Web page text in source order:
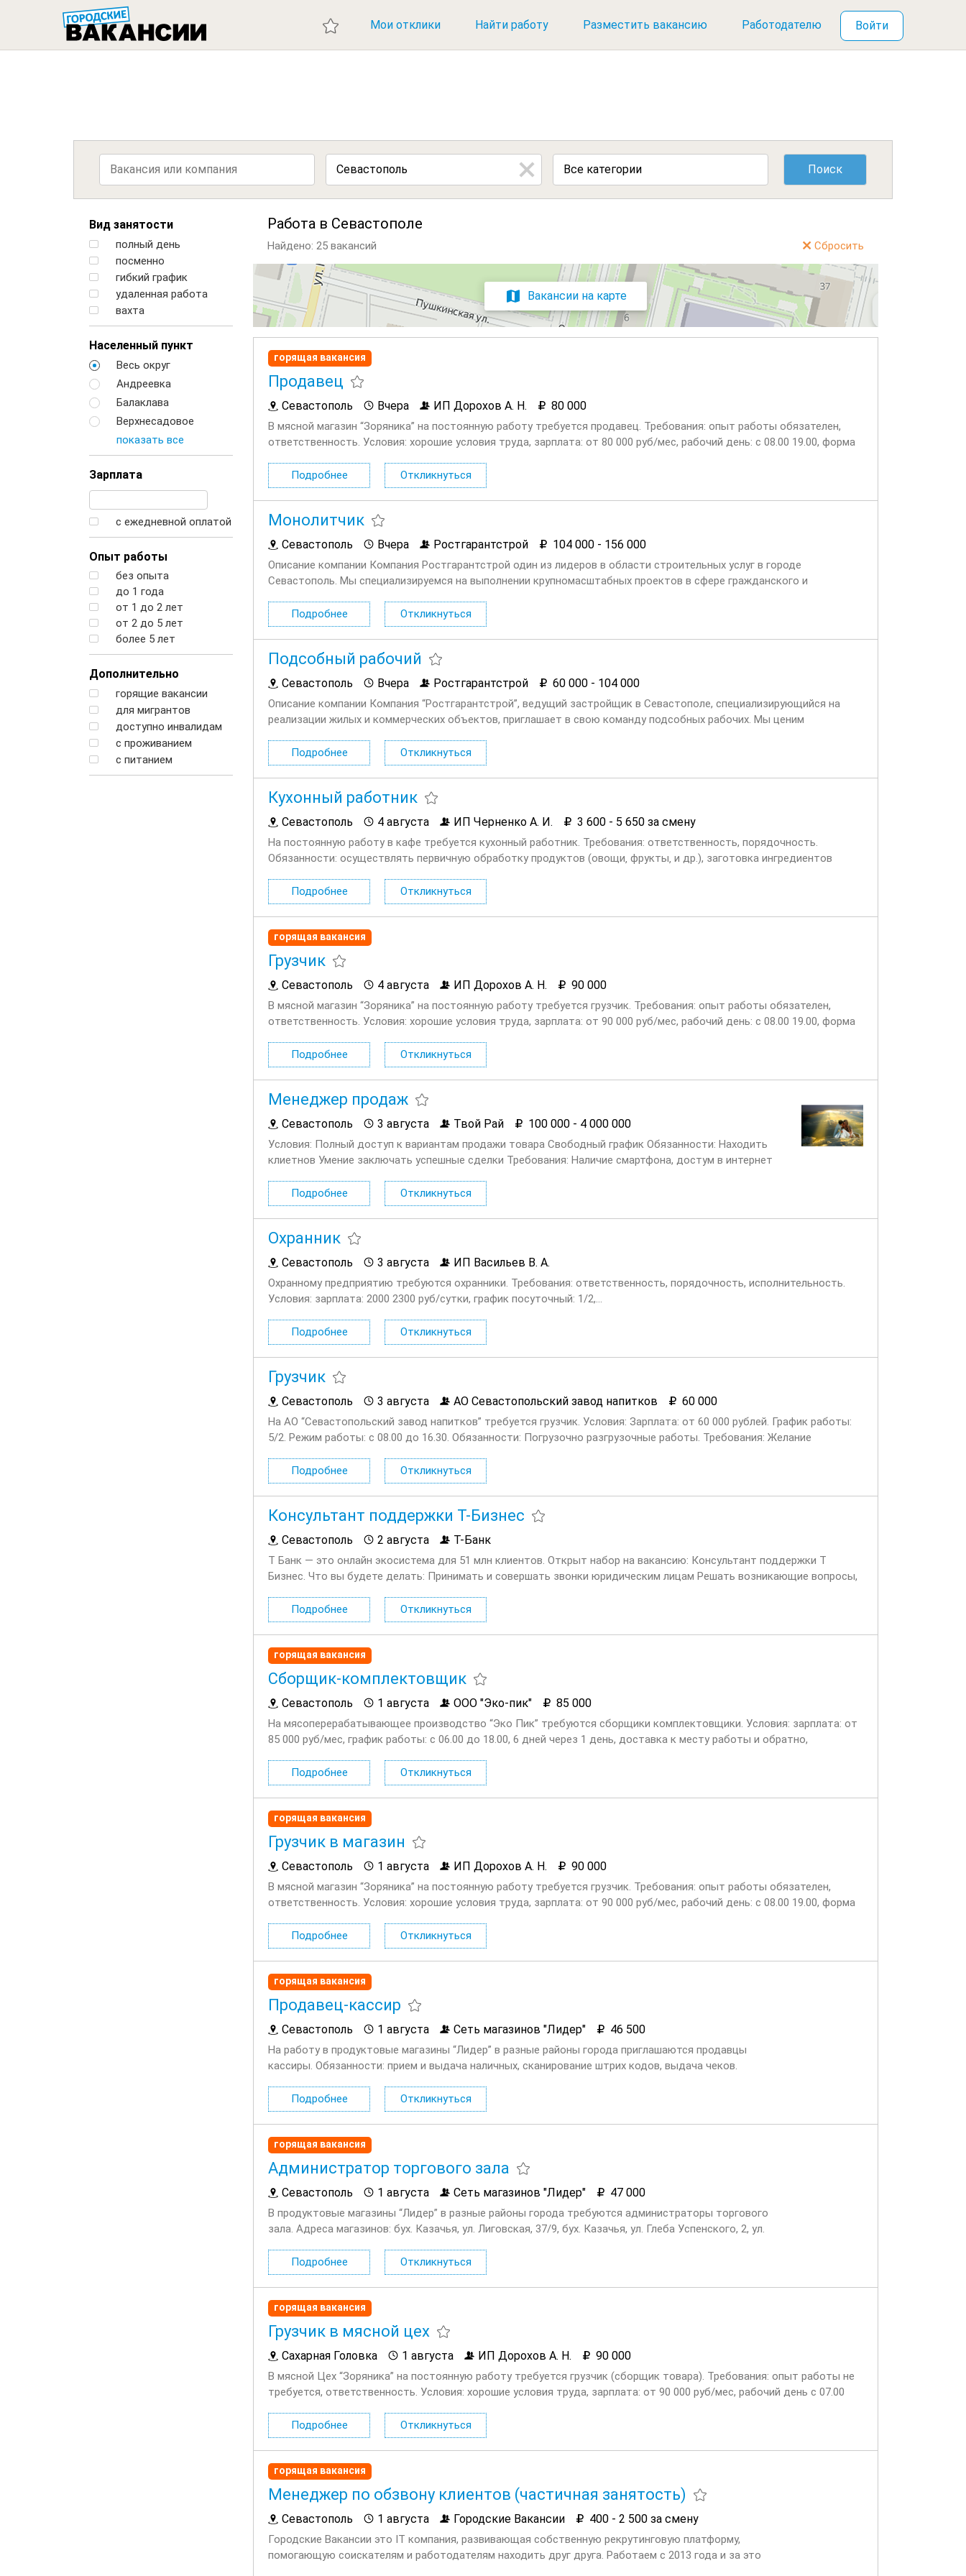
ГОРОДСКИЕ ВАКАНСИИ
Мои отклики Найти работу Разместить вакансию Работодателю Войти
Все категории
Вид занятости
полный день
посменно
гибкий график
удаленная работа
вахта
Населенный пункт
Весь округ
Андреевка
Балаклава
Верхнесадовое
показать все
Зарплата
с ежедневной оплатой
Опыт работы
без опыта
до 1 года
от 1 до 2 лет
от 2 до 5 лет
более 5 лет
Дополнительно
горящие вакансии
для мигрантов
доступно инвалидам
с проживанием
с питанием
Работа в Севастополе
Найдено: 25 вакансий Сбросить
Вакансии на карте
горящая вакансия
Продавец
Севастополь Вчера ИП Дорохов А. Н. 80 000
В мясной магазин “Зоряника” на постоянную работу требуется продавец. Требования: опыт работы обязателен,
ответственность. Условия: хорошие условия труда, зарплата: от 80 000 руб/мес, рабочий день: с 08.00 19.00, форма
Подробнее
Откликнуться
Монолитчик
Севастополь Вчера Ростгарантстрой 104 000 - 156 000
Описание компании Компания Ростгарантстрой один из лидеров в области строительных услуг в городе
Севастополь. Мы специализируемся на выполнении крупномасштабных проектов в сфере гражданского и
Подробнее
Откликнуться
Подсобный рабочий
Севастополь Вчера Ростгарантстрой 60 000 - 104 000
Описание компании Компания “Ростгарантстрой”, ведущий застройщик в Севастополе, специализирующийся на
реализации жилых и коммерческих объектов, приглашает в свою команду подсобных рабочих. Мы ценим
Подробнее
Откликнуться
Кухонный работник
Севастополь 4 августа ИП Черненко А. И. 3 600 - 5 650 за смену
На постоянную работу в кафе требуется кухонный работник. Требования: ответственность, порядочность.
Обязанности: осуществлять первичную обработку продуктов (овощи‚ фрукты‚ и др.), заготовка ингредиентов
Подробнее
Откликнуться
горящая вакансия
Грузчик
Севастополь 4 августа ИП Дорохов А. Н. 90 000
В мясной магазин “Зоряника” на постоянную работу требуется грузчик. Требования: опыт работы обязателен,
ответственность. Условия: хорошие условия труда, зарплата: от 90 000 руб/мес, рабочий день: с 08.00 19.00, форма
Подробнее
Откликнуться
Менеджер продаж
Севастополь 3 августа Твой Рай 100 000 - 4 000 000
Условия: Полный доступ к вариантам продажи товара Свободный график Обязанности: Находить
клиетнов Умение заключать успешные сделки Требования: Наличие смартфона, достум в интернет
Подробнее
Откликнуться
Охранник
Севастополь 3 августа ИП Васильев В. А.
Охранному предприятию требуются охранники. Требования: ответственность, порядочность, исполнительность.
Условия: зарплата: 2000 2300 руб/сутки, график посуточный: 1/2,...
Подробнее Откликнуться
Грузчик
Севастополь 3 августа АО Севастопольский завод напитков 60 000
На АО “Севастопольский завод напитков” требуется грузчик. Условия: Зарплата: от 60 000 рублей. График работы:
5/2. Режим работы: с 08.00 до 16.30. Обязанности: Погрузочно разгрузочные работы. Требования: Желание
Подробнее
Откликнуться
Консультант поддержки Т-Бизнес
Севастополь 2 августа Т-Банк
Т Банк — это онлайн экосистема для 51 млн клиентов. Открыт набор на вакансию: Консультант поддержки Т
Бизнес. Что вы будете делать: Принимать и совершать звонки юридическим лицам Решать возникающие вопросы,
Подробнее
Откликнуться
горящая вакансия
Сборщик-комплектовщик
Севастополь 1 августа ООО "Эко-пик" 85 000
На мясоперерабатывающее производство “Эко Пик” требуются сборщики комплектовщики. Условия: зарплата: от
85 000 руб/мес, график работы: с 06.00 до 18.00, 6 дней через 1 день, доставка к месту работы и обратно,
Подробнее
Откликнуться
горящая вакансия
Грузчик в магазин
Севастополь 1 августа ИП Дорохов А. Н. 90 000
В мясной магазин “Зоряника” на постоянную работу требуется грузчик. Требования: опыт работы обязателен,
ответственность. Условия: хорошие условия труда, зарплата: от 90 000 руб/мес, рабочий день: с 08.00 19.00, форма
Подробнее
Откликнуться
горящая вакансия
Продавец-кассир
Севастополь 1 августа Сеть магазинов "Лидер" 46 500
На работу в продуктовые магазины “Лидер” в разные районы города приглашаются продавцы
кассиры. Обязанности: прием и выдача наличных, сканирование штрих кодов, выдача чеков.
Подробнее
Откликнуться
горящая вакансия
Администратор торгового зала
Севастополь 1 августа Сеть магазинов "Лидер" 47 000
В продуктовые магазины “Лидер” в разные районы города требуются администраторы торгового
зала. Адреса магазинов: бух. Казачья, ул. Лиговская, 37/9, бух. Казачья, ул. Глеба Успенского, 2, ул.
Подробнее
Откликнуться
горящая вакансия
Грузчик в мясной цех
Сахарная Головка 1 августа ИП Дорохов А. Н. 90 000
В мясной Цех “Зоряника” на постоянную работу требуется грузчик (сборщик товара). Требования: опыт работы не
требуется, ответственность. Условия: хорошие условия труда, зарплата: от 90 000 руб/мес, рабочий день с 07.00
Подробнее
Откликнуться
горящая вакансия
Менеджер по обзвону клиентов (частичная занятость)
Севастополь 1 августа Городские Вакансии 400 - 2 500 за смену
Городские Вакансии это IT компания, развивающая собственную рекрутинговую платформу,
помогающую соискателям и работодателям находить друг друга. Работаем с 2013 года и за это